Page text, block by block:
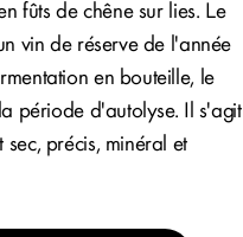
fûts de chêne sur lies. Le
vin de réserve de l'année
en bouteille, le
période d'autolyse. Il s'agit
précis, minéral et